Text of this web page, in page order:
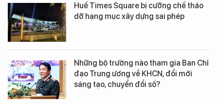
Huế Times Square bị cưỡng chế tháo
dỡ hạng mục xây dựng sai phép
Những bộ trưởng nào tham gia Ban Chỉ
đạo Trung ương về KHCN, đổi mới
sáng tạo, chuyển đổi số?